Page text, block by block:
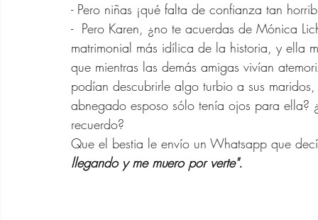
- Pero niñas ¡qué falta de confianza tan
-  Pero Karen, ¿no te acuerdas de Mónica
matrimonial más idílica de la historia, y ella
que mientras las demás amigas vivían
podían descubrirle algo turbio a sus
abnegado esposo sólo tenía ojos para
recuerdo?
Que el bestia le envío un Whatsapp que
llegando y me muero por verte".